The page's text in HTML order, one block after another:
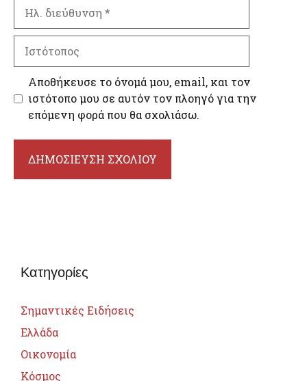
διεύθυνση
Αποθήκευσε το όνομά μου, email, και τον
ιστότοπο μου σε αυτόν τον πλοηγό για την
επόμενη φορά που θα σχολιάσω.
Κατηγορίες
Σημαντικές Ειδήσεις
Ελλάδα
Οικονομία
Κόσμος